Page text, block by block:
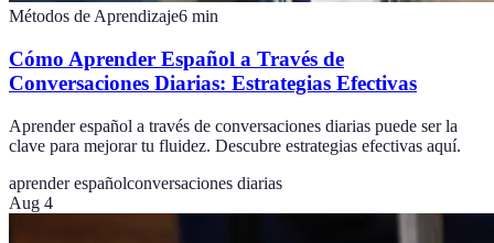
Métodos de Aprendizaje6 min
Cómo Aprender Español a Través de
Conversaciones Diarias: Estrategias Efectivas
Aprender español a través de conversaciones diarias puede ser la
clave para mejorar tu fluidez. Descubre estrategias efectivas aquí.
aprender españolconversaciones diarias
Aug 4